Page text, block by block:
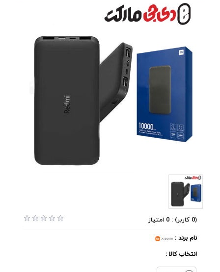
(0 کاربر) : 0 امتیاز
نام برند :
انتخاب کالا :